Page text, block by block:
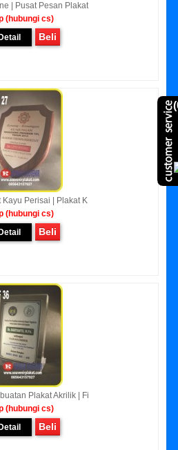
| Pusat Pesan Plakat
(hubungi cs)
Detail
Beli
Kayu Perisai | Plakat K
(hubungi cs)
Detail
Beli
Plakat Akrilik | Fi
(hubungi cs)
Detail
Beli